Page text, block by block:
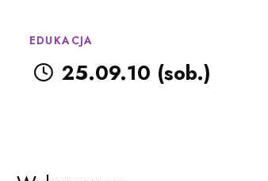
EDUKACJA
25.09.10 (sob.)